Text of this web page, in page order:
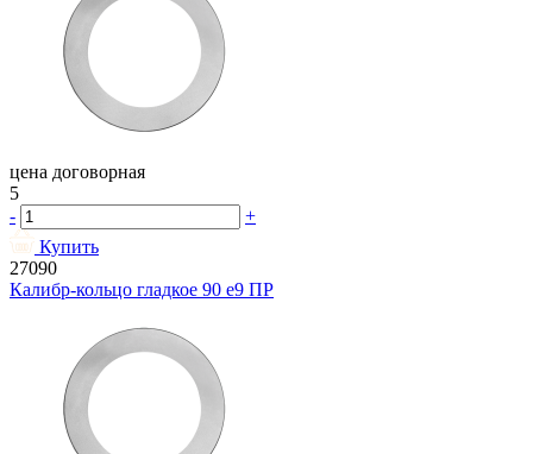
цена договорная
5
-
+
Купить
27090
Калибр-кольцо гладкое 90 e9 ПР